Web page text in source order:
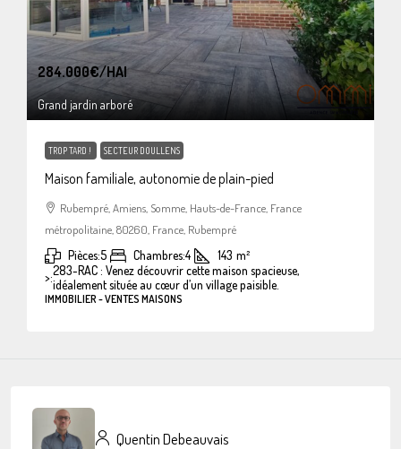
284.000€/HAI
Grand jardin arboré
TROP TARD ! SECTEUR DOULLENS
Maison familiale, autonomie de plain-pied
Rubempré, Amiens, Somme, Hauts-de-France, France
métropolitaine, 80260, France, Rubempré
Pièces:5 Chambres:4 143 m²
>:283-RAC : Venez découvrir cette maison spacieuse,
idéalement située au cœur d’un village paisible.
IMMOBILIER - VENTES MAISONS
Quentin Debeauvais